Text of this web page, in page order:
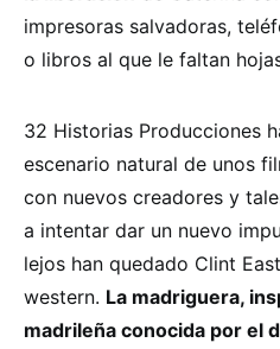
impresoras salvadoras,
o libros al que le faltan
32 Historias Producciones
escenario natural de unos
con nuevos creadores y
a intentar dar un nuevo
lejos han quedado Clint
western. La madriguera,
madrileña conocida por el